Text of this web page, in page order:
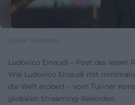
Quelle: Wikipedia
Ludovico Einaudi – Poet des leisen
Wie Ludovico Einaudi mit
die Welt erobert – vom Turiner
globalen Streaming‑Rekorden